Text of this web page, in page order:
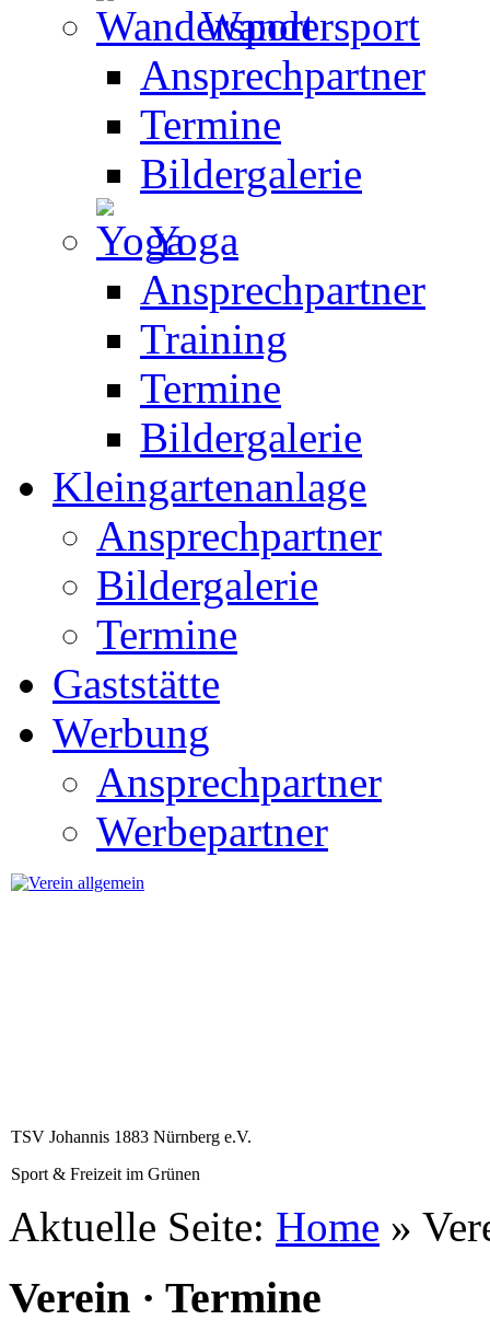
Wandersport
Ansprechpartner
Termine
Bildergalerie
Yoga
Ansprechpartner
Training
Termine
Bildergalerie
Kleingartenanlage
Ansprechpartner
Bildergalerie
Termine
Gaststätte
Werbung
Ansprechpartner
Werbepartner
TSV Johannis 1883 Nürnberg e.V.
Sport & Freizeit im Grünen
Aktuelle Seite: Home »
Verein · Termine